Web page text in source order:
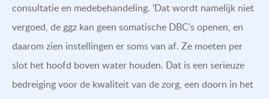
consultatie en medebehandeling. 'Dat wordt namelijk niet
vergoed, de ggz kan geen somatische DBC's openen, en
daarom zien instellingen er soms van af. Ze moeten per
slot het hoofd boven water houden. Dat is een serieuze
bedreiging voor de kwaliteit van de zorg, een doorn in het